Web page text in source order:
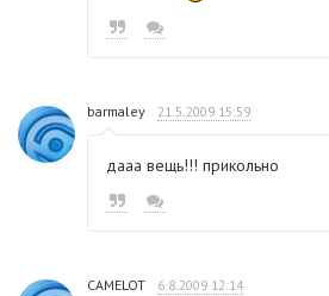
barmaley 21.5.2009 15:59
дааа вещь!!! прикольно
CAMELOT 6.8.2009 12:14